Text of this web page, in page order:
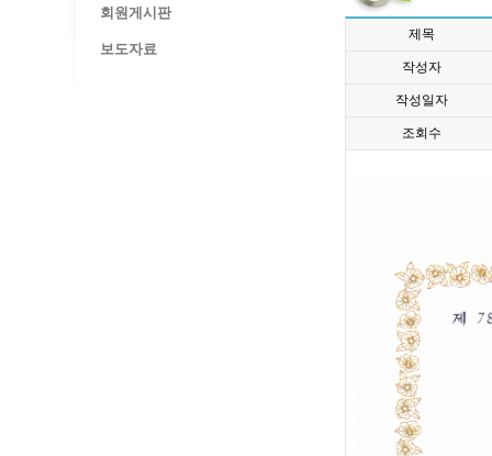
회원게시판
보도자료
제목
작성자
작성일자
조회수